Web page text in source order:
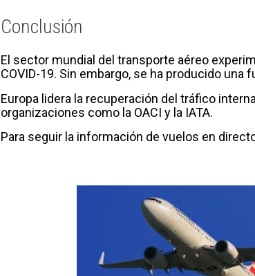
Conclusión
El sector mundial del transporte aéreo
COVID-19. Sin embargo, se ha producido
Europa lidera la recuperación del tráfico
organizaciones como la OACI y la IATA.
Para seguir la información de vuelos en